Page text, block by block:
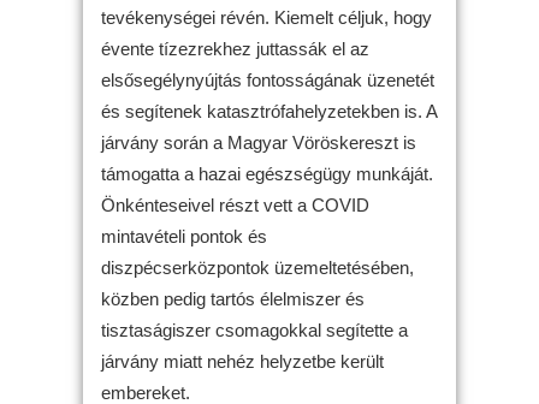
tevékenységei révén. Kiemelt céljuk, hogy
évente tízezrekhez juttassák el az
elsősegélynyújtás fontosságának üzenetét
és segítenek katasztrófahelyzetekben is. A
járvány során a Magyar Vöröskereszt is
támogatta a hazai egészségügy munkáját.
Önkénteseivel részt vett a COVID
mintavételi pontok és
diszpécserközpontok üzemeltetésében,
közben pedig tartós élelmiszer és
tisztaságiszer csomagokkal segítette a
járvány miatt nehéz helyzetbe került
embereket.